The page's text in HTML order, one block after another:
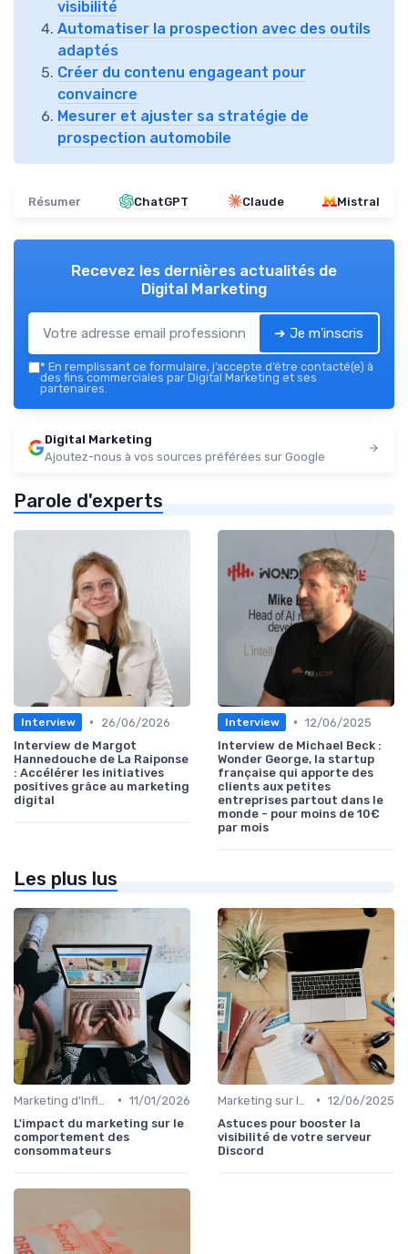
visibilité
Automatiser la prospection avec des outils
adaptés
Créer du contenu engageant pour
convaincre
Mesurer et ajuster sa stratégie de
prospection automobile
Résumer ChatGPT Claude Mistral
Recevez les dernières actualités de
Digital Marketing
➔ Je m'inscris
* En remplissant ce formulaire, j’accepte d’être contacté(e) à
des fins commerciales par Digital Marketing et ses
partenaires.
Digital Marketing
Ajoutez-nous à vos sources préférées sur Google
Parole d'experts
Interview •
26/06/2026
Interview de Margot
Hannedouche de La Raiponse
: Accélérer les initiatives
positives grâce au marketing
digital
Interview • 12/06/2025
Interview de Michael Beck :
Wonder George, la startup
française qui apporte des
clients aux petites
entreprises partout dans le
monde - pour moins de 10€
par mois
Les plus lus
• 11/01/2026
L'impact du marketing sur le
comportement des
consommateurs
• 12/06/2025
Astuces pour booster la
visibilité de votre serveur
Discord